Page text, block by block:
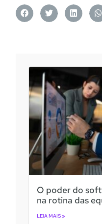
O poder do
na rotina das
LEIA MAIS »